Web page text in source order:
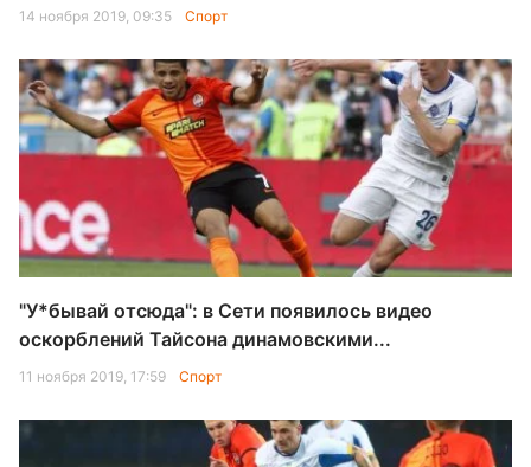
14 ноября 2019, 09:35 Спорт
"У*бывай отсюда": в Сети появилось видео
оскорблений Тайсона динамовскими...
11 ноября 2019, 17:59 Спорт